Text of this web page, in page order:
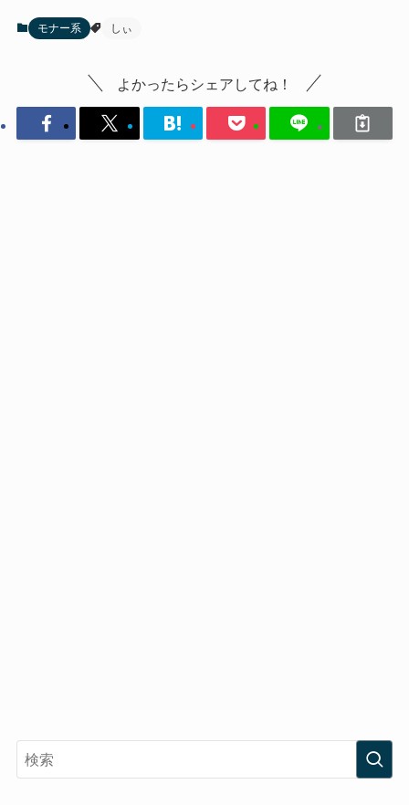
モナー系 しぃ
よかったらシェアしてね！